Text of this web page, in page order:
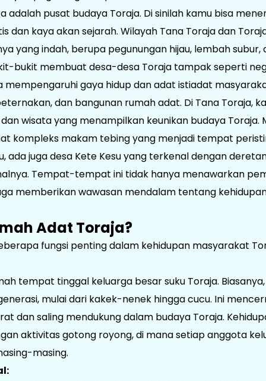
adalah pusat budaya Toraja. Di sinilah kamu bisa
dan kaya akan sejarah. Wilayah Tana Toraja dan
yang indah, berupa pegunungan hijau, lembah subur,
bukit membuat desa-desa Toraja tampak seperti
mempengaruhi gaya hidup dan adat istiadat
dan bangunan rumah adat. Di Tana Toraja,
wisata yang menampilkan keunikan budaya Toraja.
kompleks makam tebing yang menjadi tempat
ada juga desa Kete Kesu yang terkenal dengan
Tempat-tempat ini tidak hanya menawarkan
memberikan wawasan mendalam tentang
Adat Toraja?
fungsi penting dalam kehidupan masyarakat
tempat tinggal keluarga besar suku Toraja.
mulai dari kakek-nenek hingga cucu. Ini
dan saling mendukung dalam budaya Toraja.
aktivitas gotong royong, di mana setiap anggota
masing.